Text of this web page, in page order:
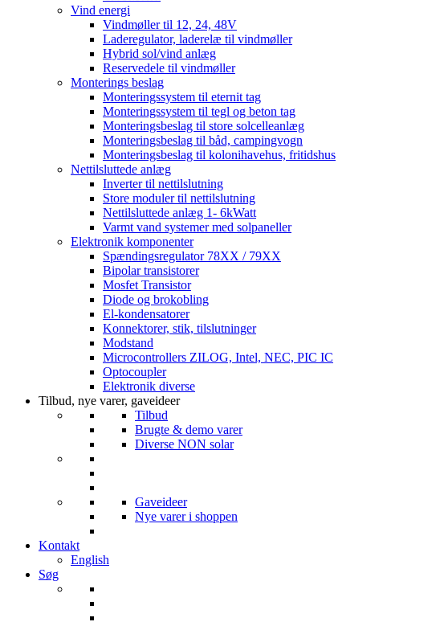
Vind energi
Vindmøller til 12, 24, 48V
Laderegulator, laderelæ til vindmøller
Hybrid sol/vind anlæg
Reservedele til vindmøller
Monterings beslag
Monteringssystem til eternit tag
Monteringssystem til tegl og beton tag
Monteringsbeslag til store solcelleanlæg
Monteringsbeslag til båd, campingvogn
Monteringsbeslag til kolonihavehus, fritidshus
Nettilsluttede anlæg
Inverter til nettilslutning
Store moduler til nettilslutning
Nettilsluttede anlæg 1- 6kWatt
Varmt vand systemer med solpaneller
Elektronik komponenter
Spændingsregulator 78XX / 79XX
Bipolar transistorer
Mosfet Transistor
Diode og brokobling
El-kondensatorer
Konnektorer, stik, tilslutninger
Modstand
Microcontrollers ZILOG, Intel, NEC, PIC IC
Optocoupler
Elektronik diverse
Tilbud, nye varer, gaveideer
Tilbud
Brugte & demo varer
Diverse NON solar
Gaveideer
Nye varer i shoppen
Kontakt
English
Søg